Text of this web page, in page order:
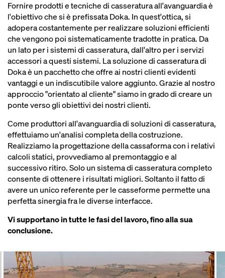
Fornire prodotti e tecniche di casseratura all'avanguardia è
l'obiettivo che si è prefissata Doka. In quest'ottica, si
adopera costantemente per realizzare soluzioni efficienti
che vengono poi sistematicamente tradotte in pratica. Da
un lato per i sistemi di casseratura, dall'altro per i servizi
accessori a questi sistemi. La soluzione di casseratura di
Doka è un pacchetto che offre ai nostri clienti evidenti
vantaggi e un indiscutibile valore aggiunto. Grazie al nostro
approccio "orientato al cliente" siamo in grado di creare un
ponte verso gli obiettivi dei nostri clienti.
Come produttori all'avanguardia di soluzioni di casseratura,
effettuiamo un'analisi completa della costruzione.
Realizziamo la progettazione della cassaforma con i relativi
calcoli statici, provvediamo al premontaggio e al
successivo ritiro. Solo un sistema di casseratura completo
consente di ottenere i risultati migliori. Soltanto il fatto di
avere un unico referente per le casseforme permette una
perfetta sinergia fra le diverse interfacce.
Vi supportano in tutte le fasi del lavoro, fino alla sua
conclusione.